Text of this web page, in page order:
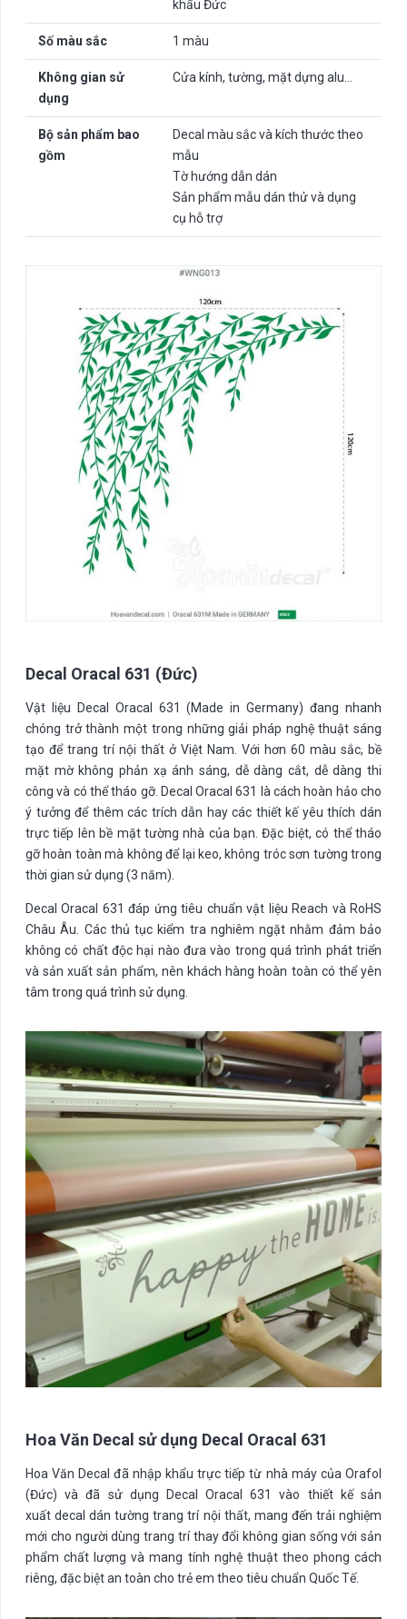
khẩu Đức
Số màu sắc 1 màu
Không gian sử
dụng
Cửa kính, tường, mặt dựng alu…
Bộ sản phẩm bao
gồm
Decal màu sắc và kích thước theo
mẫu
Tờ hướng dẫn dán
Sản phẩm mẫu dán thử và dụng
cụ hỗ trợ
Decal Oracal 631 (Đức)
Vật liệu Decal Oracal 631 (Made in Germany) đang nhanh
chóng trở thành một trong những giải pháp nghệ thuật sáng
tạo để trang trí nội thất ở Việt Nam. Với hơn 60 màu sắc, bề
mặt mờ không phản xạ ánh sáng, dễ dàng cắt, dễ dàng thi
công và có thể tháo gỡ. Decal Oracal 631 là cách hoàn hảo cho
ý tưởng để thêm các trích dẫn hay các thiết kế yêu thích dán
trực tiếp lên bề mặt tường nhà của bạn. Đặc biệt, có thể tháo
gỡ hoàn toàn mà không để lại keo, không tróc sơn tường trong
thời gian sử dụng (3 năm).
Decal Oracal 631 đáp ứng tiêu chuẩn vật liệu Reach và RoHS
Châu Âu. Các thủ tục kiểm tra nghiêm ngặt nhằm đảm bảo
không có chất độc hại nào đưa vào trong quá trình phát triển
và sản xuất sản phẩm, nên khách hàng hoàn toàn có thể yên
tâm trong quá trình sử dụng.
Hoa Văn Decal sử dụng Decal Oracal 631
Hoa Văn Decal đã nhập khẩu trực tiếp từ nhà máy của Orafol
(Đức) và đã sử dụng Decal Oracal 631 vào thiết kế sản
xuất decal dán tường trang trí nội thất, mang đến trải nghiệm
mới cho người dùng trang trí thay đổi không gian sống với sản
phẩm chất lượng và mang tính nghệ thuật theo phong cách
riêng, đặc biệt an toàn cho trẻ em theo tiêu chuẩn Quốc Tế.